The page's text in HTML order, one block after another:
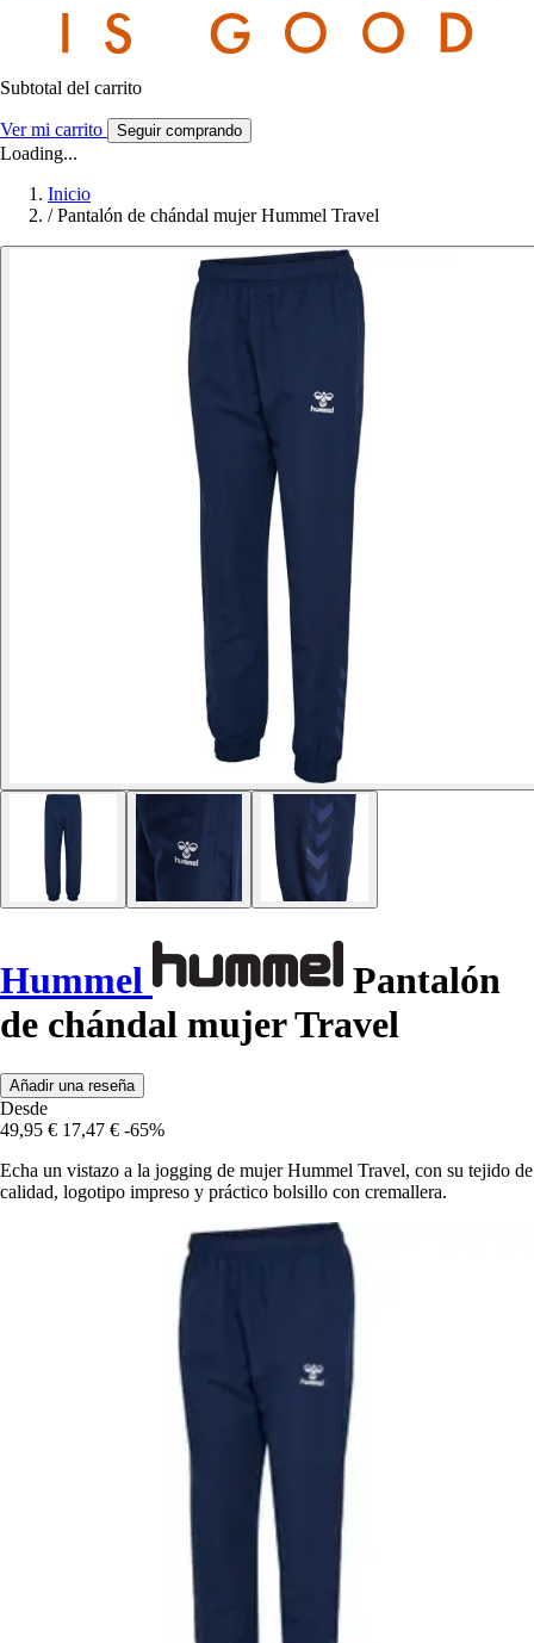
Subtotal del carrito
Ver mi carrito Seguir comprando
Loading...
Inicio
/ Pantalón de chándal mujer Hummel Travel
Hummel
Pantalón
de chándal mujer Travel
Añadir una reseña
Desde
49,95 € 17,47 € -65%
Echa un vistazo a la jogging de mujer Hummel Travel, con su tejido de
calidad, logotipo impreso y práctico bolsillo con cremallera.